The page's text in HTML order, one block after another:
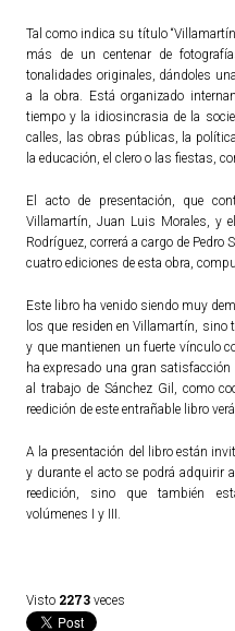
Tal como indica su título
más de un centenar de
tonalidades originales, dándoles
a la obra. Está organizado
tiempo y la idiosincrasia de la
calles, las obras públicas, la
la educación, el clero o las fiestas,
El acto de presentación, que
Villamartín, Juan Luis Morales, y
Rodríguez, correrá a cargo de Pedro
cuatro ediciones de esta obra,
Este libro ha venido siendo muy
los que residen en Villamartín, sino
y que mantienen un fuerte vínculo
ha expresado una gran
al trabajo de Sánchez Gil, como
reedición de este entrañable libro
A la presentación del libro están
y durante el acto se podrá adquirir
reedición, sino que también
volúmenes I y III.
Visto 2273 veces